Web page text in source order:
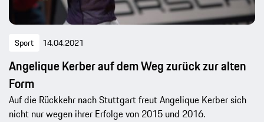
Sport 14.04.2021
Angelique Kerber auf dem Weg zurück zur alten
Form
Auf die Rückkehr nach Stuttgart freut Angelique Kerber sich
nicht nur wegen ihrer Erfolge von 2015 und 2016.